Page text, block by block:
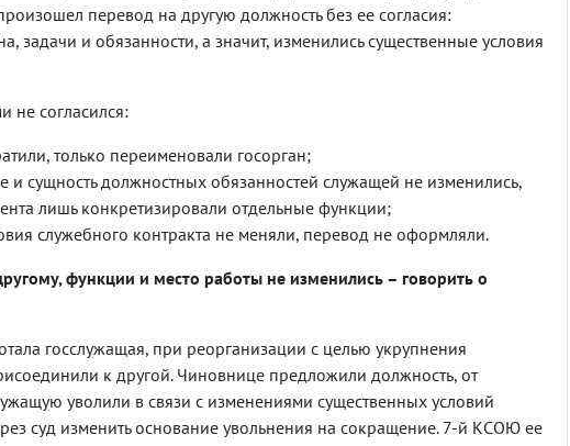
перевод на другую должность без ее согласия:
задачи и обязанности, а значит, изменились существенные условия
не согласился:
только переименовали госорган;
и сущность должностных обязанностей служащей не изменились,
лишь конкретизировали отдельные функции;
служебного контракта не меняли, перевод не оформляли.
функции и место работы не изменились – говорить о
госслужащая, при реорганизации с целью укрупнения
к другой. Чиновнице предложили должность, от
уволили в связи с изменениями существенных условий
суд изменить основание увольнения на сокращение. 7-й КСОЮ ее